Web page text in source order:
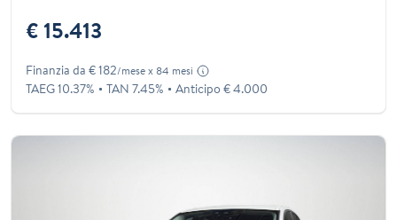
€ 15.413
Finanzia da € 182/mese x 84 mesi
TAEG 10.37% TAN 7.45% Anticipo € 4.000